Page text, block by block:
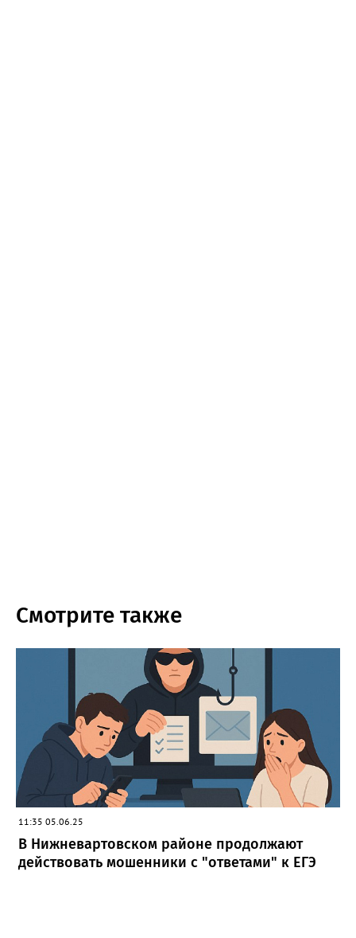
Смотрите также
11:35 05.06.25
В Нижневартовском районе продолжают
действовать мошенники с "ответами" к ЕГЭ